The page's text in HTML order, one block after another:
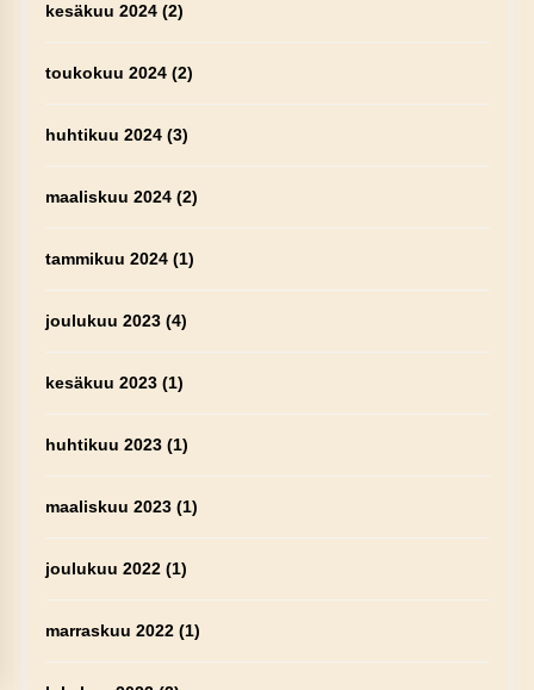
kesäkuu 2024(2)
toukokuu 2024(2)
huhtikuu 2024(3)
maaliskuu 2024(2)
tammikuu 2024(1)
joulukuu 2023(4)
kesäkuu 2023(1)
huhtikuu 2023(1)
maaliskuu 2023(1)
joulukuu 2022(1)
marraskuu 2022(1)